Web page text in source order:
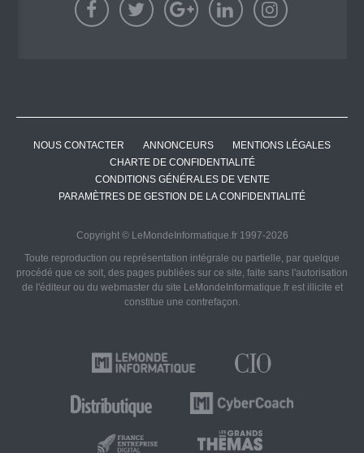
NOUS CONTACTER ANNONCEURS
MENTIONS LÉGALES
CHARTE DE CONFIDENTIALITÉ
CONDITIONS GÉNÉRALES DE VENTE
PARAMÈTRES DE GESTION DE LA CONFIDENTIALITÉ
Copyright © LeMondeInformatique.fr 1997-2026
Toute reproduction ou représentation intégrale ou partielle, par quelque
procédé que ce soit, des pages publiées sur ce site, faite sans l'autorisation
de l'éditeur ou du webmaster du site LeMondeInformatique.fr est illicite et
constitue une contrefaçon.